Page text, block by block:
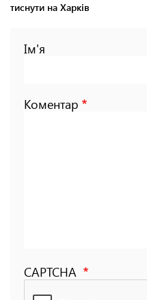
тиснути на Харків
Ім'я
Коментар
CAPTCHA